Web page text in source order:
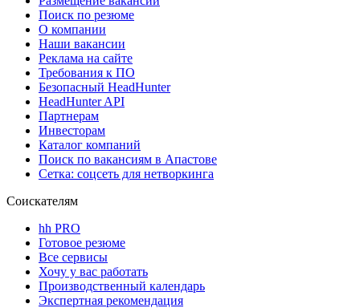
Поиск по резюме
О компании
Наши вакансии
Реклама на сайте
Требования к ПО
Безопасный HeadHunter
HeadHunter API
Партнерам
Инвесторам
Каталог компаний
Поиск по вакансиям в Апастове
Сетка: соцсеть для нетворкинга
Соискателям
hh PRO
Готовое резюме
Все сервисы
Хочу у вас работать
Производственный календарь
Экспертная рекомендация